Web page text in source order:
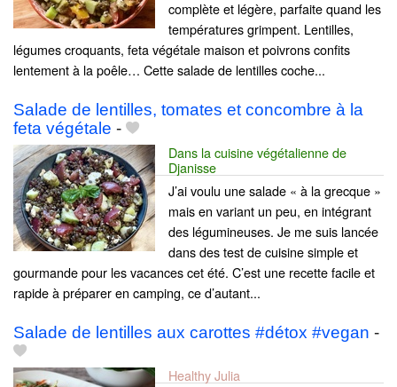
complète et légère, parfaite quand les
températures grimpent. Lentilles,
légumes croquants, feta végétale maison et poivrons confits
lentement à la poêle… Cette salade de lentilles coche...
Salade de lentilles, tomates et concombre à la
feta végétale -
Dans la cuisine végétalienne de
Djanisse
J’ai voulu une salade « à la grecque »
mais en variant un peu, en intégrant
des légumineuses. Je me suis lancée
dans des test de cuisine simple et
gourmande pour les vacances cet été. C’est une recette facile et
rapide à préparer en camping, ce d’autant...
Salade de lentilles aux carottes #détox #vegan -
Healthy Julia